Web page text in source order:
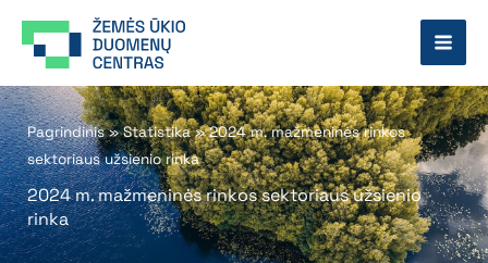
prie
Pagrindinis»Statistika»2024 m. mažmeninės rinkos
sektoriaus užsienio rinka
2024 m. mažmeninės rinkos sektoriaus užsienio
rinka